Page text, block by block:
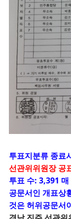
투표지분류 종료
선관위위원장 공
투표 수: 3,391 매
공문서인 개표상
것은 허위공문서